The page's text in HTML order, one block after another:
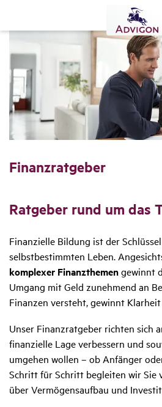
Finanz­rat­geber
Ratgeber rund um das
Finanzielle Bildung ist der
selbstbestimmten Leben.
komplexer Finanzthemengewinnt
Umgang mit Geld zunehmend an
Finanzen versteht, gewinnt
Unser Finanzratgeber richten sich
finanzielle Lage verbessern und
umgehen wollen – ob Anfänger
Schritt für Schritt begleiten wir Sie
über Vermögensaufbau und